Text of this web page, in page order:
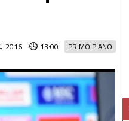
PRIMO PIANO
2016 13:00